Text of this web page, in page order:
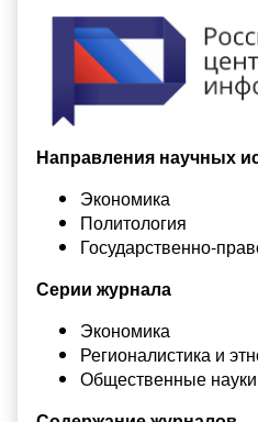
Направления научных
Экономика
Политология
Государственно-
Серии журнала
Экономика
Регионалистика и
Общественные науки